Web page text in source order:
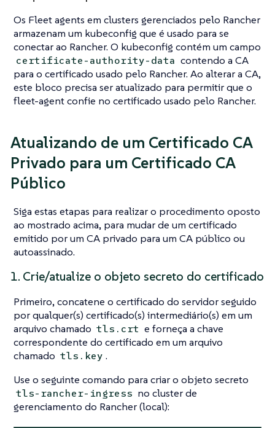
Os Fleet agents em clusters gerenciados pelo Rancher
armazenam um kubeconfig que é usado para se
conectar ao Rancher. O kubeconfig contém um campo
certificate-authority-data contendo a CA
para o certificado usado pelo Rancher. Ao alterar a CA,
este bloco precisa ser atualizado para permitir que o
fleet-agent confie no certificado usado pelo Rancher.
Atualizando de um Certificado CA
Privado para um Certificado CA
Público
Siga estas etapas para realizar o procedimento oposto
ao mostrado acima, para mudar de um certificado
emitido por um CA privado para um CA público ou
autoassinado.
1. Crie/atualize o objeto secreto do certificado
Primeiro, concatene o certificado do servidor seguido
por qualquer(s) certificado(s) intermediário(s) em um
arquivo chamado tls.crt e forneça a chave
correspondente do certificado em um arquivo
chamado tls.key .
Use o seguinte comando para criar o objeto secreto
tls-rancher-ingress no cluster de
gerenciamento do Rancher (local):